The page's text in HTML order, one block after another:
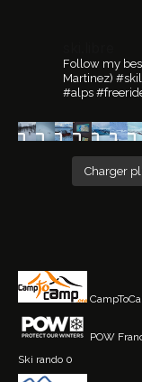
Follow my
Martinez)
#alps
Charger
POW
Ski rando 0